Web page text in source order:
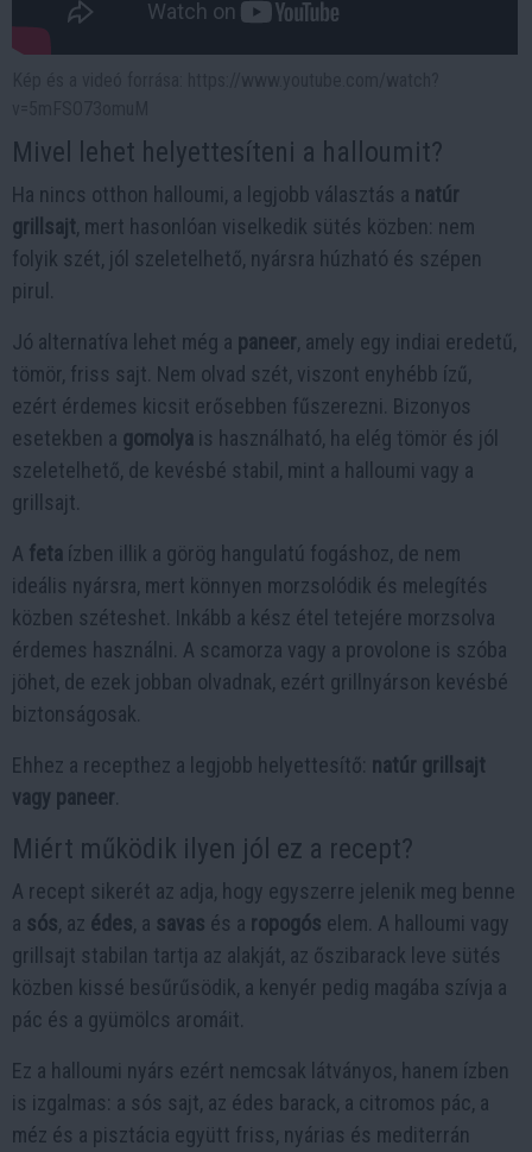
Mivel lehet helyettesíteni a halloumit?
Ha nincs otthon halloumi, a legjobb választás a natúr
grillsajt, mert hasonlóan viselkedik sütés közben: nem
folyik szét, jól szeletelhető, nyársra húzható és szépen
pirul.
Jó alternatíva lehet még a paneer, amely egy indiai eredetű,
tömör, friss sajt. Nem olvad szét, viszont enyhébb ízű,
ezért érdemes kicsit erősebben fűszerezni. Bizonyos
esetekben a gomolya is használható, ha elég tömör és jól
szeletelhető, de kevésbé stabil, mint a halloumi vagy a
grillsajt.
A feta ízben illik a görög hangulatú fogáshoz, de nem
ideális nyársra, mert könnyen morzsolódik és melegítés
közben széteshet. Inkább a kész étel tetejére morzsolva
érdemes használni. A scamorza vagy a provolone is szóba
jöhet, de ezek jobban olvadnak, ezért grillnyárson kevésbé
biztonságosak.
Ehhez a recepthez a legjobb helyettesítő: natúr grillsajt
vagy paneer
Miért működik ilyen jól ez a recept?
A recept sikerét az adja, hogy egyszerre jelenik meg benne
a sós, az édes, a savas és a ropogós elem. A halloumi vagy
grillsajt stabilan tartja az alakját, az őszibarack leve sütés
közben kissé besűrűsödik, a kenyér pedig magába szívja a
pác és a gyümölcs aromáit.
Ez a halloumi nyárs ezért nemcsak látványos, hanem ízben
is izgalmas: a sós sajt, az édes barack, a citromos pác, a
méz és a pisztácia együtt friss, nyárias és mediterrán